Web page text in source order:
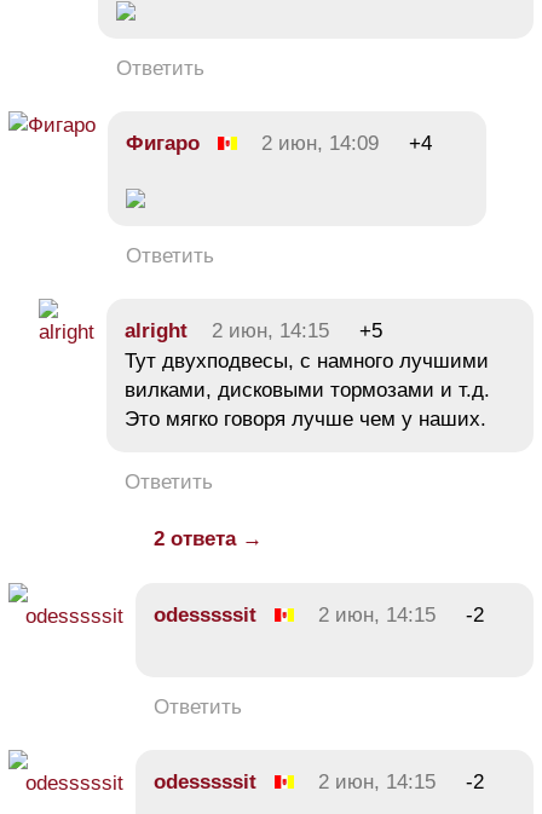
Ответить
Фигаро 2 июн, 14:09 +4
Ответить
alright 2 июн, 14:15
+5
Тут двухподвесы, с намного лучшими
вилками, дисковыми тормозами и т.д.
Это мягко говоря лучше чем у наших.
Ответить
2 ответа →
odesssssit 2 июн, 14:15 -2
Ответить
odesssssit 2 июн, 14:15 -2